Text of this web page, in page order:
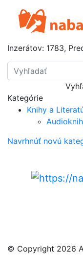
Inzerátov: 1783,
Kategórie
Knihy a
Navrhnúť novú
© Copyright 2026